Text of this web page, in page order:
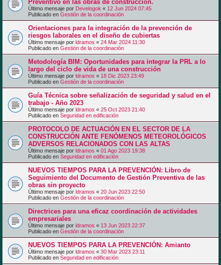
Preventivo en las obras de construcción.
Último mensaje por Develogok « 12 Jun 2024 07:45
Publicado en Gestión de la coordinación
Orientaciones para la integración de la prevención de
riesgos laborales en el diseño de cubiertas
Último mensaje por ldramos « 24 Mar 2024 11:30
Publicado en Gestión de la coordinación
Metodología BIM: Oportunidades para integrar la PRL a lo
largo del ciclo de vida de una construcción
Último mensaje por ldramos « 18 Dic 2023 23:49
Publicado en Gestión de la coordinación
Guía Técnica sobre señalización de seguridad y salud en el
trabajo - Año 2023
Último mensaje por ldramos « 25 Oct 2023 21:40
Publicado en Seguridad en edificación
PROTOCOLO DE ACTUACIÓN EN EL SECTOR DE LA
CONSTRUCCIÓN ANTE FENÓMENOS METEOROLÓGICOS
ADVERSOS RELACIONADOS CON LAS ALTAS
Último mensaje por ldramos « 01 Ago 2023 19:38
Publicado en Seguridad en edificación
NUEVOS TIEMPOS PARA LA PREVENCIÓN: Libro de
Seguimiento del Documento de Gestión Preventiva de las
obras sin proyecto
Último mensaje por ldramos « 20 Jun 2023 22:50
Publicado en Gestión de la coordinación
Directrices para una eficaz coordinación de actividades
empresariales
Último mensaje por ldramos « 13 Jun 2023 22:37
Publicado en Gestión de la coordinación
NUEVOS TIEMPOS PARA LA PREVENCIÓN: Amianto
Último mensaje por ldramos « 30 Mar 2023 23:11
Publicado en Seguridad en edificación